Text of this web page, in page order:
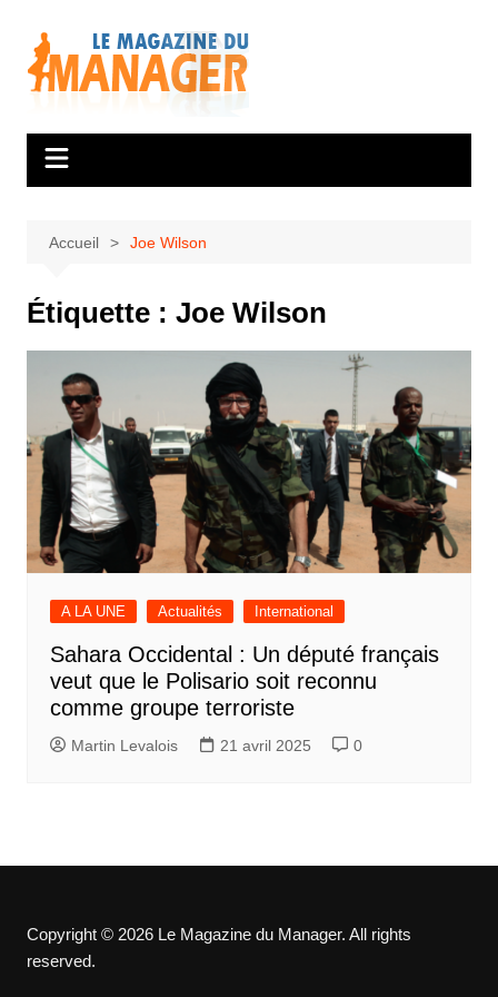
contenu
Accueil Joe Wilson
Étiquette : Joe Wilson
A LA UNE Actualités International
Sahara Occidental : Un député français
veut que le Polisario soit reconnu
comme groupe terroriste
Martin Levalois 21 avril 2025 0
Copyright © 2026 Le Magazine du Manager. All rights
reserved.